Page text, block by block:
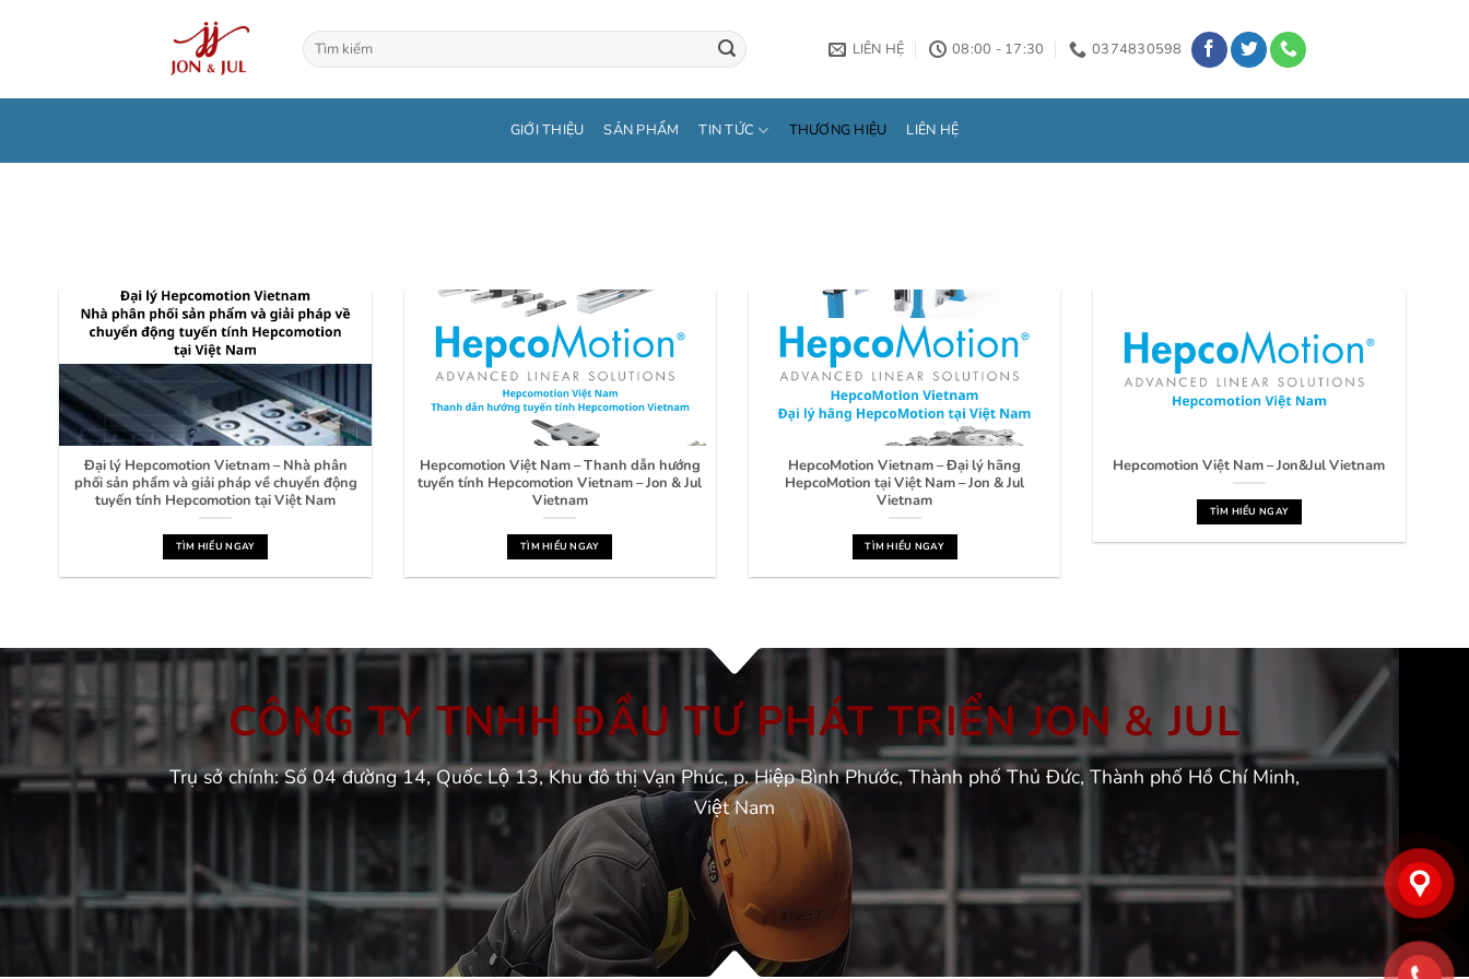
dung
Tìm
kiếm:
LIÊN HỆ 08:00 - 17:30 0374830598
GIỚI THIỆU SẢN PHẨM TIN TỨC THƯƠNG HIỆU LIÊN HỆ
Đại lý Hepcomotion Vietnam – Nhà phân
phối sản phẩm và giải pháp về chuyển động
tuyến tính Hepcomotion tại Việt Nam
TÌM HIỂU NGAY
Hepcomotion Việt Nam – Thanh dẫn hướng
tuyến tính Hepcomotion Vietnam – Jon & Jul
Vietnam
TÌM HIỂU NGAY
HepcoMotion Vietnam – Đại lý hãng
HepcoMotion tại Việt Nam – Jon & Jul
Vietnam
TÌM HIỂU NGAY
Hepcomotion Việt Nam – Jon&Jul Vietnam
TÌM HIỂU NGAY
CÔNG TY TNHH ĐẦU TƯ PHÁT TRIỂN JON & JUL
Trụ sở chính: Số 04 đường 14, Quốc Lộ 13, Khu đô thị Vạn Phúc, p. Hiệp Bình Phước, Thành phố Thủ Đức, Thành phố Hồ Chí Minh,
Việt Nam